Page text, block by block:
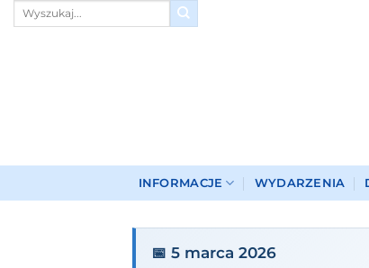
Przewiń
INFORMACJE WYDARZENIA
📅 5 marca 2026